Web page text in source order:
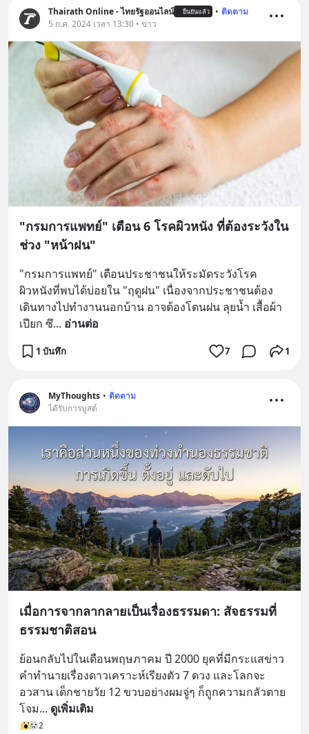
Thairath Online - ไทยรัฐออนไลน์ ยืนยันแล้ว • ติดตาม
5 ก.ค. 2024 เวลา 13:30 • ข่าว
"กรมการแพทย์" เตือน 6 โรคผิวหนัง ที่ต้องระวังใน
ช่วง "หน้าฝน"
"กรมการแพทย์" เตือนประชาชนให้ระมัดระวังโรค
ผิวหนังที่พบได้บ่อยใน "ฤดูฝน" เนื่องจากประชาชนต้อง
เดินทางไปทำงานนอกบ้าน อาจต้องโดนฝน ลุยน้ำ เสื้อผ้า
เปียก ซึ... อ่านต่อ
1 บันทึก 7 1
MyThoughts • ติดตาม
ได้รับการบูสต์
เมื่อการจากลากลายเป็นเรื่องธรรมดา: สัจธรรมที่
ธรรมชาติสอน
ย้อนกลับไปในเดือนพฤษภาคม ปี 2000 ยุคที่มีกระแสข่าว
คำทำนายเรื่องดาวเคราะห์เรียงตัว 7 ดวง และโลกจะ
อวสาน เด็กชายวัย 12 ขวบอย่างผมจู่ๆ ก็ถูกความกลัวตาย
โจม... ดูเพิ่มเติม
2